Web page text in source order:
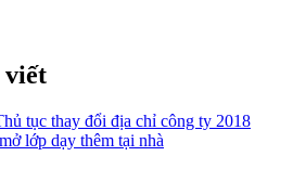
viết
tục thay đổi địa chỉ công ty 2018
lớp dạy thêm tại nhà